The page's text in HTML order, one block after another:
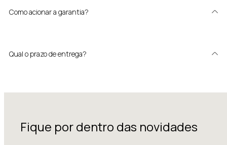
Como acionar a garantia?
Qual o prazo de entrega?
Fique por dentro das novidades